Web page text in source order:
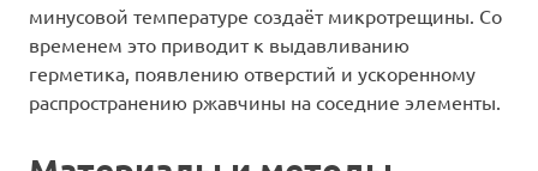
минусовой температуре создаёт микротрещины. Со
временем это приводит к выдавливанию
герметика, появлению отверстий и ускоренному
распространению ржавчины на соседние элементы.